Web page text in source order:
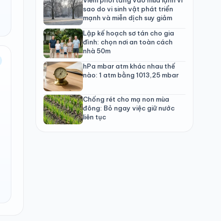
sao do vi sinh vật phát triển
mạnh và miễn dịch suy giảm
Lập kế hoạch sơ tán cho gia
đình: chọn nơi an toàn cách
nhà 50m
hPa mbar atm khác nhau thế
nào: 1 atm bằng 1013,25 mbar
Chống rét cho mạ non mùa
đông: Bỏ ngay việc giữ nước
liên tục